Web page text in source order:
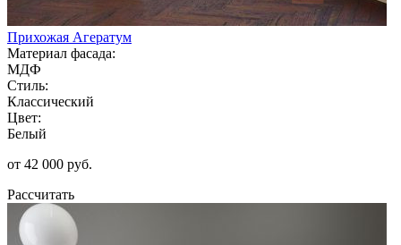
Прихожая Агератум
Материал фасада:
МДФ
Стиль:
Классический
Цвет:
Белый
от 42 000 руб.
Рассчитать